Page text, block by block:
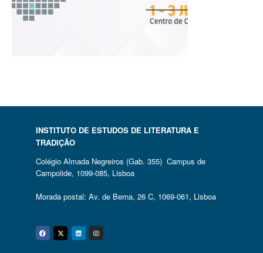
INSTITUTO DE ESTUDOS DE LITERATURA E
TRADIÇÃO
Colégio Almada Negreiros (Gab. 355) Campus de
Campolide, 1099-085, Lisboa
Morada postal: Av. de Berna, 26 C, 1069-061, Lisboa
Facebook
Twitter
Linkedin
Instagram